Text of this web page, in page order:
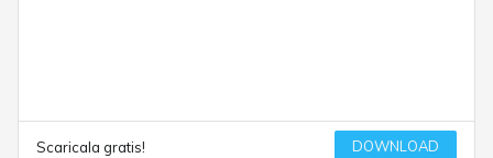
Scaricala gratis! DOWNLOAD